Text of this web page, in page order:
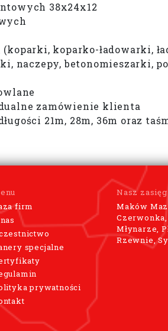
38x24x12
koparko-ładowarki,
naczepy, betonomieszarki,
zamówienie klienta
21m, 28m, 36m oraz
firm
specjalne
prywatności
Nasz zasięg
Maków
Młynarze,
Rzewnie,